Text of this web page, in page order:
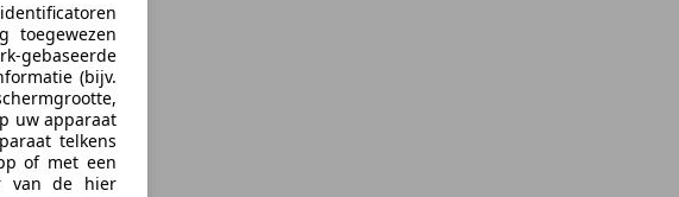
toegewezen
(bijv.
uw apparaat
telkens
of met een
van de hier